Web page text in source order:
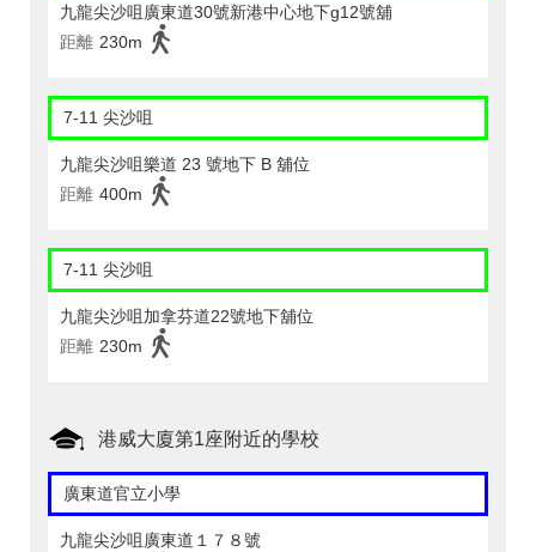
九龍尖沙咀廣東道30號新港中心地下g12號舖
距離 230m
7-11 尖沙咀
九龍尖沙咀樂道 23 號地下 B 舖位
距離 400m
7-11 尖沙咀
九龍尖沙咀加拿芬道22號地下舖位
距離 230m
港威大廈第1座附近的學校
廣東道官立小學
九龍尖沙咀廣東道１７８號